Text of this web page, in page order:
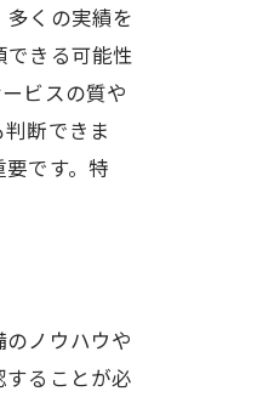
くの実績を
きる可能性
ビスの質や
断できま
です。特
ノウハウや
ることが必